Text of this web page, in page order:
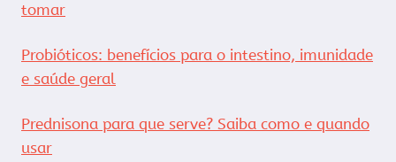
tomar
Probióticos: benefícios para o intestino, imunidade
e saúde geral
Prednisona para que serve? Saiba como e quando
usar